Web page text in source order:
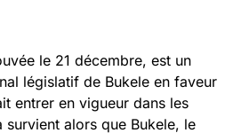
le 21 décembre, est un
législatif de Bukele en faveur
entrer en vigueur dans les
survient alors que Bukele, le